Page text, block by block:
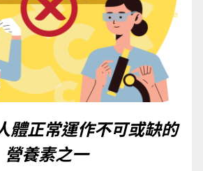
體正常運作不可或缺的
營養素之一